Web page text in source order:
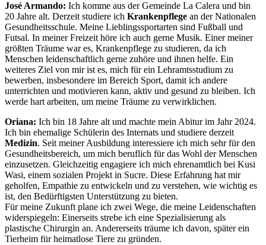
José Armando: Ich komme aus der Gemeinde La Calera und bin
20 Jahre alt. Derzeit studiere ich Krankenpflege an der Nationalen
Gesundheitsschule. Meine Lieblingssportarten sind Fußball und
Futsal. In meiner Freizeit höre ich auch gerne Musik. Einer meiner
größten Träume war es, Krankenpflege zu studieren, da ich
Menschen leidenschaftlich gerne zuhöre und ihnen helfe. Ein
weiteres Ziel von mir ist es, mich für ein Lehramtsstudium zu
bewerben, insbesondere im Bereich Sport, damit ich andere
unterrichten und motivieren kann, aktiv und gesund zu bleiben. Ich
werde hart arbeiten, um meine Träume zu verwirklichen.
Oriana: Ich bin 18 Jahre alt und machte mein Abitur im Jahr 2024.
Ich bin ehemalige Schülerin des Internats und studiere derzeit
Medizin. Seit meiner Ausbildung interessiere ich mich sehr für den
Gesundheitsbereich, um mich beruflich für das Wohl der Menschen
einzusetzen. Gleichzeitig engagiere ich mich ehrenamtlich bei Kusi
Wasi, einem sozialen Projekt in Sucre. Diese Erfahrung hat mir
geholfen, Empathie zu entwickeln und zu verstehen, wie wichtig es
ist, den Bedürftigsten Unterstützung zu bieten.
Für meine Zukunft plane ich zwei Wege, die meine Leidenschaften
widerspiegeln: Einerseits strebe ich eine Spezialisierung als
plastische Chirurgin an. Andererseits träume ich davon, später ein
Tierheim für heimatlose Tiere zu gründen.